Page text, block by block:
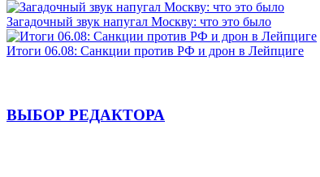
Загадочный звук напугал Москву: что это было
Итоги 06.08: Санкции против РФ и дрон в Лейпциге
ВЫБОР РЕДАКТОРА